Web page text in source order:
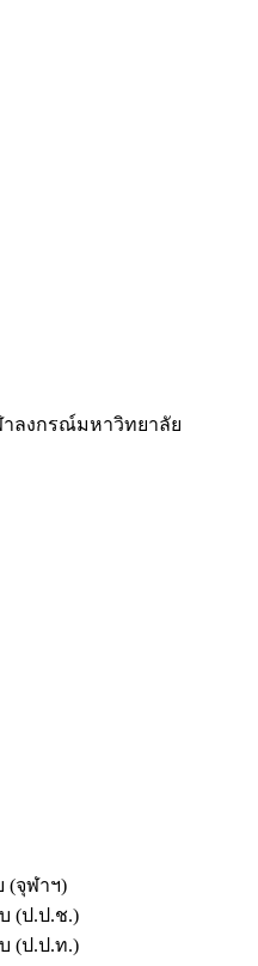
าลงกรณ์มหาวิทยาลัย
(จุฬาฯ)
(ป.ป.ช.)
(ป.ป.ท.)